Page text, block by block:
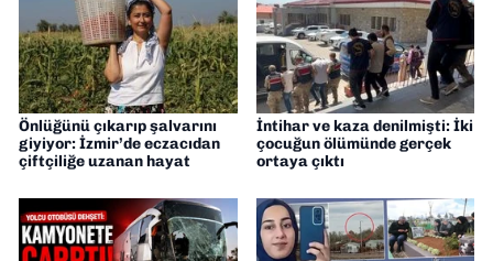
Önlüğünü çıkarıp şalvarını
giyiyor: İzmir’de eczacıdan
çiftçiliğe uzanan hayat
İntihar ve kaza denilmişti: İki
çocuğun ölümünde gerçek
ortaya çıktı